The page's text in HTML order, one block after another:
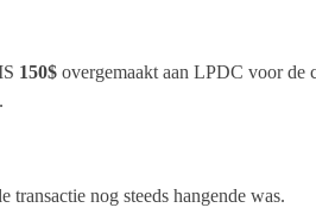
150$ overgemaakt aan LPDC voor de
nog steeds hangende was.